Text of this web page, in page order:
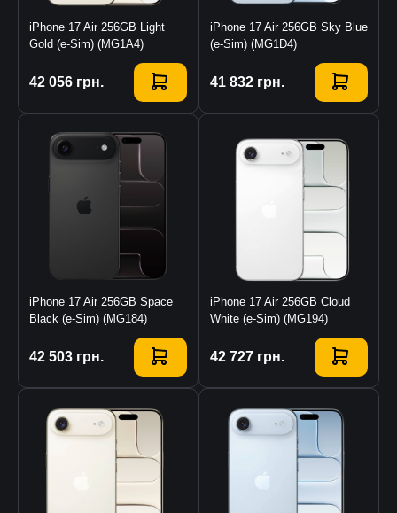
iPhone 17 Air 256GB Light
Gold (e-Sim) (MG1A4)
42 056 грн.
Купити
iPhone 17 Air 256GB Sky Blue
(e-Sim) (MG1D4)
41 832 грн.
Купити
iPhone 17 Air 256GB Space
Black (e-Sim) (MG184)
42 503 грн.
Купити
iPhone 17 Air 256GB Cloud
White (e-Sim) (MG194)
42 727 грн.
Купити